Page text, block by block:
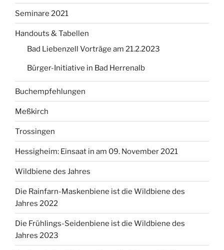
Seminare 2021
Handouts & Tabellen
Bad Liebenzell Vorträge am 21.2.2023
Bürger-Initiative in Bad Herrenalb
Buchempfehlungen
Meßkirch
Trossingen
Hessigheim: Einsaat in am 09. November 2021
Wildbiene des Jahres
Die Rainfarn-Maskenbiene ist die Wildbiene des
Jahres 2022
Die Frühlings-Seidenbiene ist die Wildbiene des
Jahres 2023